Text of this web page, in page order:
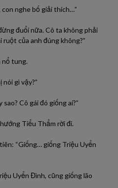
nghe bố giải thích…”
đuổi nữa. Cô ta không phải
ruột của anh đúng không?”
nổ tung.
gì vậy?”
Cô gái đó giống ai?”
Tiểu Thẩm rời đi.
“Giống… giống Triệu Uyển
Uyển Đình, cũng giống lão